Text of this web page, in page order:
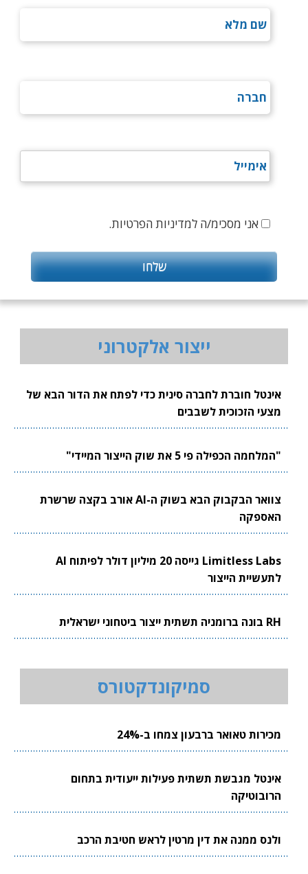
אני מסכימ/ה למדיניות הפרטיות.
ייצור אלקטרוני
אינטל חוברת לחברה סינית כדי לפתח את הדור הבא של
מצעי הזכוכית לשבבים
"המלחמה הכפילה פי 5 את שוק הייצור המיידי"
צוואר הבקבוק הבא בשוק ה-AI אורב בקצה שרשרת
האספקה
Limitless Labs גייסה 20 מיליון דולר לפיתוח AI
לתעשיית הייצור
RH בונה ברומניה תשתית ייצור ביטחוני ישראלית
סמיקונדקטורס
מכירות טאואר ברבעון צמחו ב-24%
אינטל מגבשת תשתית פעילות ייעודית בתחום
הרובוטיקה
ולנס ממנה את דין מרטין לראש חטיבת הרכב